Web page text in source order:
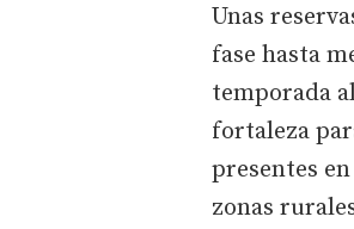
Unas
fase hasta
temporada
fortaleza
presentes
zonas